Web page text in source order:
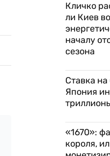
Кличко
ли Киев
началу
сезона
Ставка
Япония
«1670»:
короля,